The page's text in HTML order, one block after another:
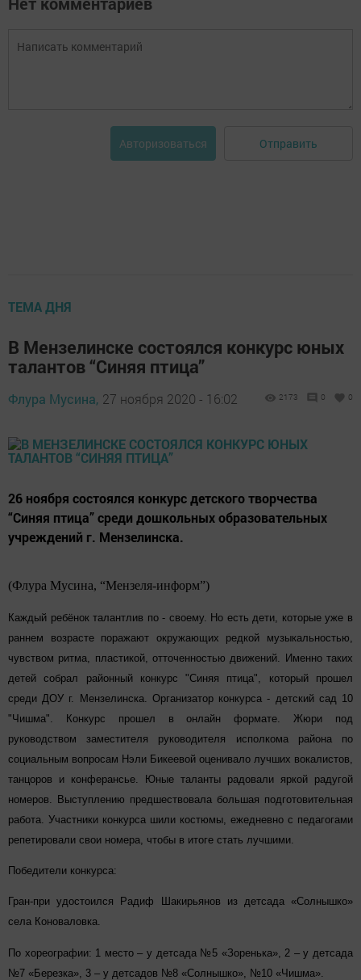
Авторизоваться Отправить
ТЕМА ДНЯ
В Мензелинске состоялся конкурс юных
талантов “Синяя птица”
Флура Мусина, 27 ноября 2020 - 16:02 2173 0 0
26 ноября состоялся конкурс детского творчества
“Синяя птица” среди дошкольных образовательных
учреждений г. Мензелинска.
(Флура Мусина, “Мензеля-информ”)
Каждый ребёнок талантлив по - своему. Но есть дети, которые уже в
раннем возрасте поражают окружающих редкой музыкальностью,
чувством ритма, пластикой, отточенностью движений. Именно таких
детей собрал районный конкурс "Синяя птица", который прошел
среди ДОУ г. Мензелинска. Организатор конкурса - детский сад 10
"Чишма". Конкурс прошел в онлайн формате. Жюри под
руководством заместителя руководителя исполкома района по
социальным вопросам Нэли Бикеевой оценивало лучших вокалистов,
танцоров и конферансье. Юные таланты радовали яркой радугой
номеров. Выступлению предшествовала большая подготовительная
работа. Участники конкурса шили костюмы, ежедневно с педагогами
репетировали свои номера, чтобы в итоге стать лучшими.
Победители конкурса:
Гран-при удостоился Радиф Шакирьянов из детсада «Солнышко»
села Коноваловка.
По хореографии: 1 место – у детсада №5 «Зоренька», 2 – у детсада
№7 «Березка», 3 – у детсадов №8 «Солнышко», №10 «Чишма».